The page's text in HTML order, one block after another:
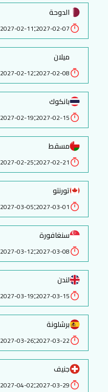
الدوحة
2027-02-07
:
2027-02-11
ميلان
2027-02-08
:
2027-02-12
بانكوك
2027-02-15
:
2027-02-19
مسقط
2027-02-21
:
2027-02-25
تورنتو
2027-03-01
:
2027-03-05
سنغافورة
2027-03-08
:
2027-03-12
لندن
2027-03-15
:
2027-03-19
برشلونة
2027-03-22
:
2027-03-26
جنيف
2027-03-29
:
2027-04-02